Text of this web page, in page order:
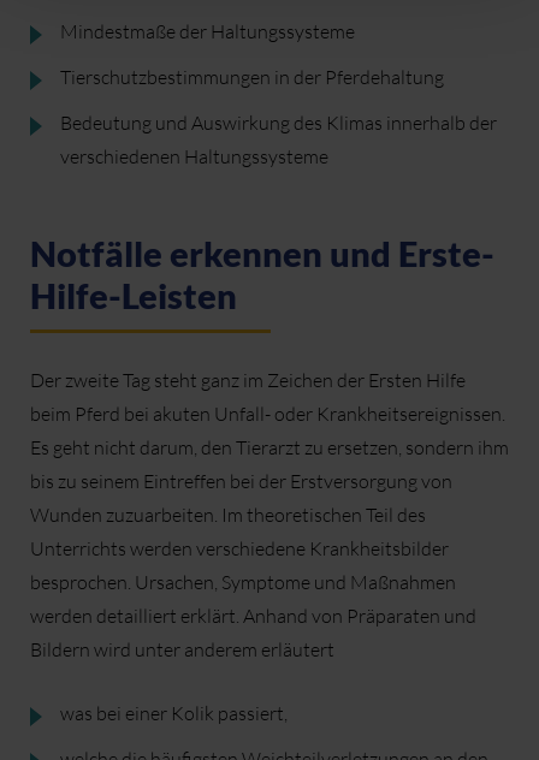
Mindestmaße der Haltungssysteme
Tierschutzbestimmungen in der Pferdehaltung
Bedeutung und Auswirkung des Klimas innerhalb der
verschiedenen Haltungssysteme
Notfälle erkennen und Erste-
Hilfe-Leisten
Der zweite Tag steht ganz im Zeichen der Ersten Hilfe
beim Pferd bei akuten Unfall- oder Krankheitsereignissen.
Es geht nicht darum, den Tierarzt zu ersetzen, sondern ihm
bis zu seinem Eintreffen bei der Erstversorgung von
Wunden zuzuarbeiten. Im theoretischen Teil des
Unterrichts werden verschiedene Krankheitsbilder
besprochen. Ursachen, Symptome und Maßnahmen
werden detailliert erklärt. Anhand von Präparaten und
Bildern wird unter anderem erläutert
was bei einer Kolik passiert,